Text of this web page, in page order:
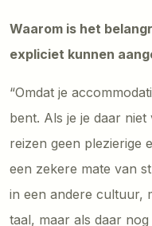
Waarom is het
expliciet kunnen
“Omdat je
bent. Als je je daar
reizen geen plezierige
een zekere mate van
in een andere cultuur,
taal, maar als daar